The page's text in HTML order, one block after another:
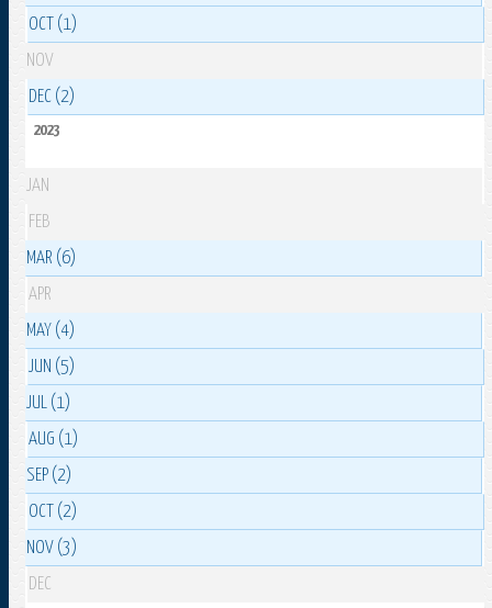
OCT (1)
NOV
DEC (2)
2023
JAN
FEB
MAR (6)
APR
MAY (4)
JUN (5)
JUL (1)
AUG (1)
SEP (2)
OCT (2)
NOV (3)
DEC